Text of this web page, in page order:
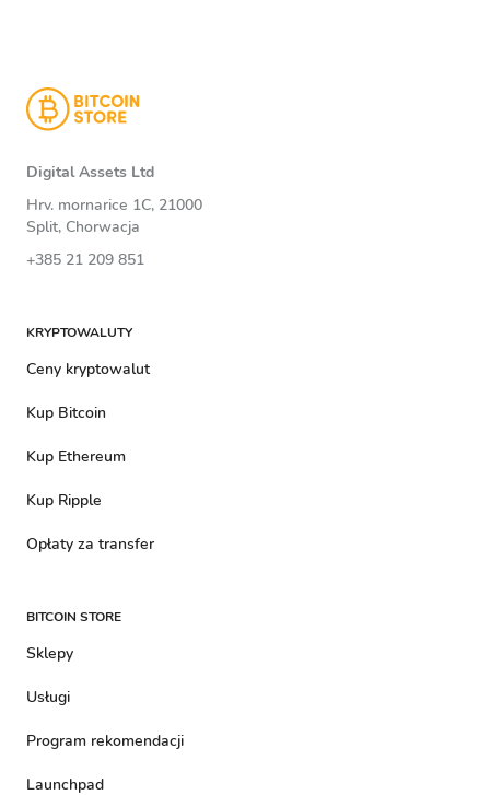
Digital Assets Ltd
Hrv. mornarice 1C, 21000
Split, Chorwacja
+385 21 209 851
KRYPTOWALUTY
Ceny kryptowalut
Kup Bitcoin
Kup Ethereum
Kup Ripple
Opłaty za transfer
BITCOIN STORE
Sklepy
Usługi
Program rekomendacji
Launchpad